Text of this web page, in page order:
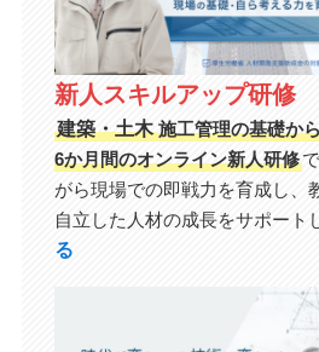
新人スキルアップ研修
建築・土木 施工管理の基礎か
6か月間のオンライン新人研修
がら現場での即戦力を育成し、
自立した人材の成長をサポート
る